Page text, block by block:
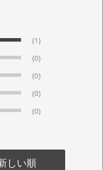
(1)
(0)
(0)
(0)
(0)
しい順